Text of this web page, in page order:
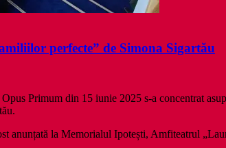
perfecte” de Simona Sigartău
Primum din 15 iunie 2025 s-a concentrat
anunțată la Memorialul Ipotești, Amfiteatrul